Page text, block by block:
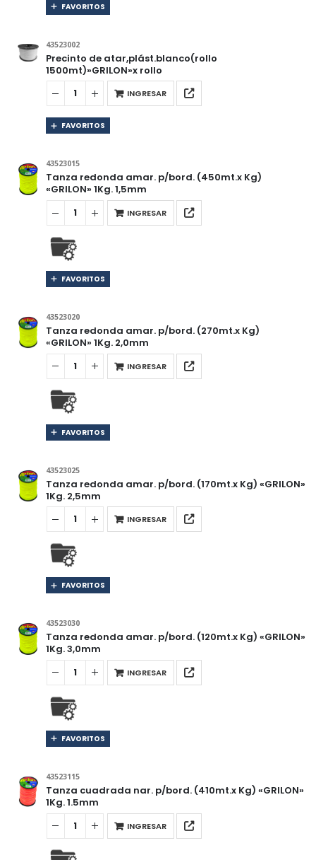
FAVORITOS
43523002
Precinto de atar,plást.blanco(rollo
1500mt)»GRILON»x rollo
INGRESAR
FAVORITOS
43523015
Tanza redonda amar. p/bord. (450mt.x Kg)
«GRILON» 1Kg. 1,5mm
INGRESAR
FAVORITOS
43523020
Tanza redonda amar. p/bord. (270mt.x Kg)
«GRILON» 1Kg. 2,0mm
INGRESAR
FAVORITOS
43523025
Tanza redonda amar. p/bord. (170mt.x Kg) «GRILON»
1Kg. 2,5mm
INGRESAR
FAVORITOS
43523030
Tanza redonda amar. p/bord. (120mt.x Kg) «GRILON»
1Kg. 3,0mm
INGRESAR
FAVORITOS
43523115
Tanza cuadrada nar. p/bord. (410mt.x Kg) «GRILON»
1Kg. 1.5mm
INGRESAR